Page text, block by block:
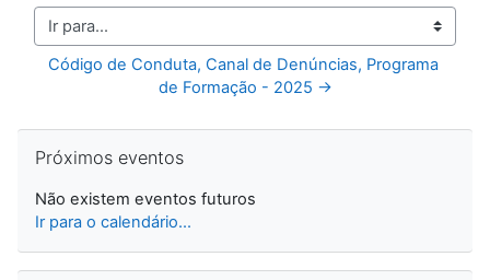
Ir para...
Código de Conduta, Canal de Denúncias, Programa
de Formação - 2025 →
Próximos eventos
Não existem eventos futuros
Ir para o calendário...